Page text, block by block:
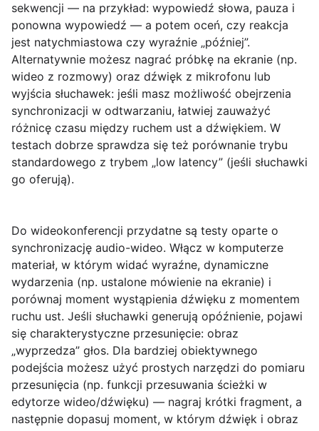
sekwencji — na przykład: wypowiedź słowa, pauza i
ponowna wypowiedź — a potem oceń, czy reakcja
jest natychmiastowa czy wyraźnie „później”.
Alternatywnie możesz nagrać próbkę na ekranie (np.
wideo z rozmowy) oraz dźwięk z mikrofonu lub
wyjścia słuchawek: jeśli masz możliwość obejrzenia
synchronizacji w odtwarzaniu, łatwiej zauważyć
różnicę czasu między ruchem ust a dźwiękiem. W
testach dobrze sprawdza się też porównanie trybu
standardowego z trybem „low latency” (jeśli słuchawki
go oferują).
Do wideokonferencji przydatne są testy oparte o
synchronizację audio-wideo. Włącz w komputerze
materiał, w którym widać wyraźne, dynamiczne
wydarzenia (np. ustalone mówienie na ekranie) i
porównaj moment wystąpienia dźwięku z momentem
ruchu ust. Jeśli słuchawki generują opóźnienie, pojawi
się charakterystyczne przesunięcie: obraz
„wyprzedza” głos. Dla bardziej obiektywnego
podejścia możesz użyć prostych narzędzi do pomiaru
przesunięcia (np. funkcji przesuwania ścieżki w
edytorze wideo/dźwięku) — nagraj krótki fragment, a
następnie dopasuj moment, w którym dźwięk i obraz